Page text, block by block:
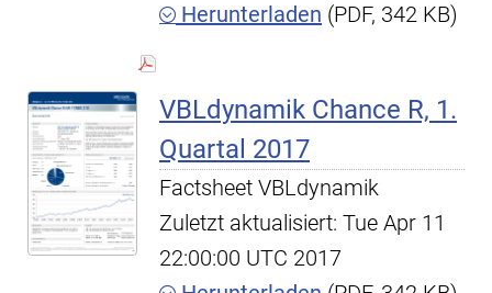
Herunterladen (PDF, 342 KB)
VBLdynamik Chance R, 1.
Quartal 2017
Factsheet VBLdynamik
Zuletzt aktualisiert: Tue Apr 11
22:00:00 UTC 2017